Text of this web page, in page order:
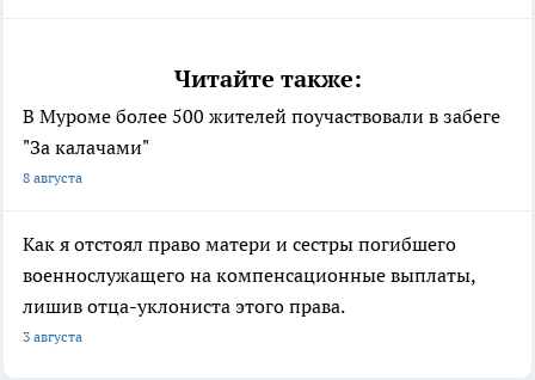
Читайте также:
В Муроме более 500 жителей поучаствовали в забеге
"За калачами"
8 августа
Как я отстоял право матери и сестры погибшего
военнослужащего на компенсационные выплаты,
лишив отца-уклониста этого права.
3 августа